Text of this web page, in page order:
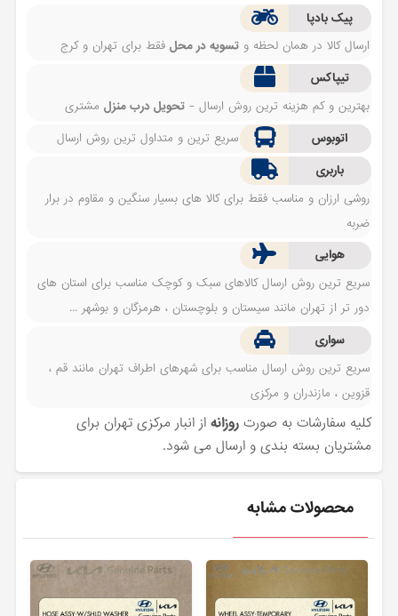
پیک بادپا
ارسال کالا در همان لحظه وتسویه در محل فقط برای تهران و کرج
تیپاکس
بهترین و کم هزینه ترین روش ارسال -تحویل درب منزل مشتری
اتوبوس
سریع ترین و متداول ترین روش ارسال
باربری
روشی ارزان و مناسب فقط برای کالا های بسیار سنگین و مقاوم در برار
ضربه
هوایی
سریع ترین روش ارسال کالاهای سبک و کوچک مناسب برای استان های
دور تر از تهران مانند سیستان و بلوچستان ، هرمزگان و بوشهر ...
سواری
سریع ترین روش ارسال مناسب برای شهرهای اطراف تهران مانند قم ،
قزوین ، مازندران و مرکزی
کلیه سفارشات به صورتروزانه از انبار مرکزی تهران برای
مشتریان بسته بندی و ارسال می شود.
محصولات مشابه